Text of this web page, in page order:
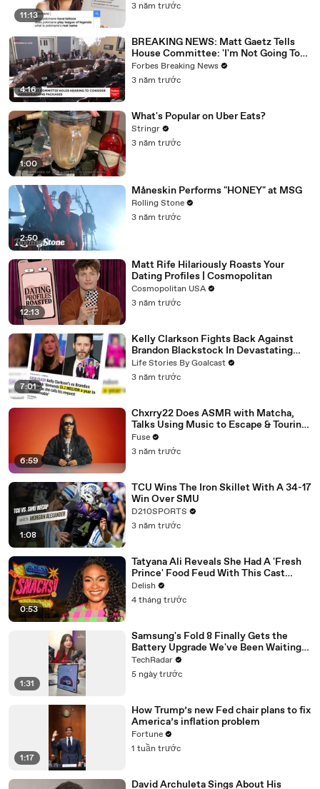
11:13
3 năm trước
4:16
BREAKING NEWS: Matt Gaetz Tells
House Committee: 'I'm Not Going To
Vote For A Continuing Resolution'
Forbes Breaking News
3 năm trước
1:00
What's Popular on Uber Eats?
Stringr
3 năm trước
2:50
Måneskin Performs "HONEY" at MSG
Rolling Stone
3 năm trước
12:13
Matt Rife Hilariously Roasts Your
Dating Profiles | Cosmopolitan
Cosmopolitan USA
3 năm trước
7:01
Kelly Clarkson Fights Back Against
Brandon Blackstock In Devastating
Divorce Battle
Life Stories By Goalcast
3 năm trước
6:59
Chxrry22 Does ASMR with Matcha,
Talks Using Music to Escape & Touring
with The Weeknd
Fuse
3 năm trước
1:08
TCU Wins The Iron Skillet With A 34-17
Win Over SMU
D210SPORTS
3 năm trước
0:53
Tatyana Ali Reveals She Had A 'Fresh
Prince' Food Feud With This Cast
Member
Delish
4 tháng trước
1:31
Samsung's Fold 8 Finally Gets the
Battery Upgrade We've Been Waiting
For
TechRadar
5 ngày trước
1:17
How Trump’s new Fed chair plans to fix
America’s inflation problem
Fortune
1 tuần trước
David Archuleta Sings About His